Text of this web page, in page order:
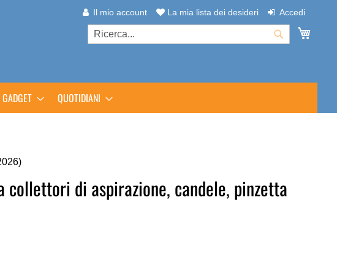
Il mio account La mia lista dei desideri Accedi
Cerca
QUOTIDIANI
di aspirazione, candele, pinzetta